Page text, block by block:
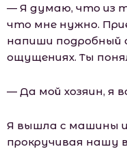
— Я думаю, что из
что мне нужно.
напиши подробный
ощущениях. Ты
— Да мой хозяин, я
Я вышла с машины
прокручивая нашу